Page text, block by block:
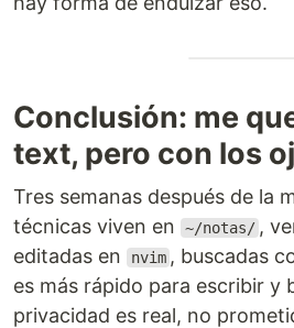
Conclusión: me
text, pero con los
Tres semanas después de la
técnicas viven en
~/notas/ ,
editadas en
nvim , buscadas
es más rápido para escribir y
privacidad es real, no